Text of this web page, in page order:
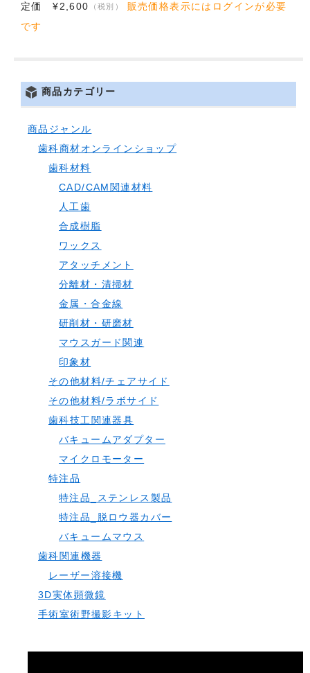
定価 ¥2,600 （税別）
販売価格表示にはログインが必要
です
商品カテゴリー
商品ジャンル
歯科商材オンラインショップ
歯科材料
CAD/CAM関連材料
人工歯
合成樹脂
ワックス
アタッチメント
分離材・清掃材
金属・合金線
研削材・研磨材
マウスガード関連
印象材
その他材料/チェアサイド
その他材料/ラボサイド
歯科技工関連器具
バキュームアダプター
マイクロモーター
特注品
特注品_ステンレス製品
特注品_脱ロウ器カバー
バキュームマウス
歯科関連機器
レーザー溶接機
3D実体顕微鏡
手術室術野撮影キット